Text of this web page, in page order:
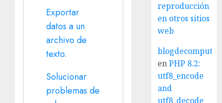
Exportar
datos a un
archivo de
texto.
Solucionar
problemas de
reproducción
en otros sitios
web
enPHP 8.2:
utf8_encode
and
utf8_decode